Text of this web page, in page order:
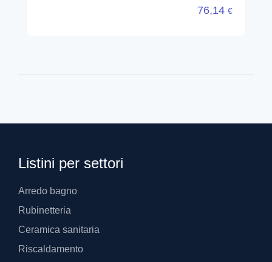
76,14 €
Listini per settori
Arredo bagno
Rubinetteria
Ceramica sanitaria
Riscaldamento